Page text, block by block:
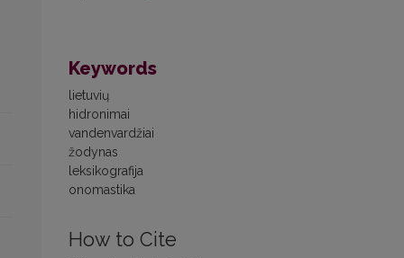
Keywords
lietuvių
hidronimai
vandenvardžiai
žodynas
leksikografija
onomastika
How to Cite